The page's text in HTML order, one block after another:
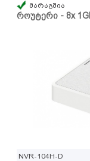
როუტერი - 8x
მარაგშია
NVR-104H-D